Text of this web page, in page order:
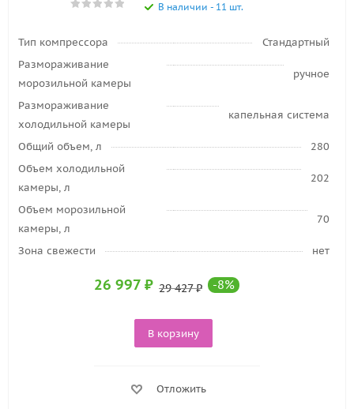
В наличии - 11 шт.
Тип компрессора
Стандартный
Размораживание
морозильной камеры
ручное
Размораживание
холодильной камеры
капельная система
Общий объем, л
280
Объем холодильной
камеры, л
202
Объем морозильной
камеры, л
70
Зона свежести нет
26 997 ₽ 29 427₽ -8%
В корзину
Отложить